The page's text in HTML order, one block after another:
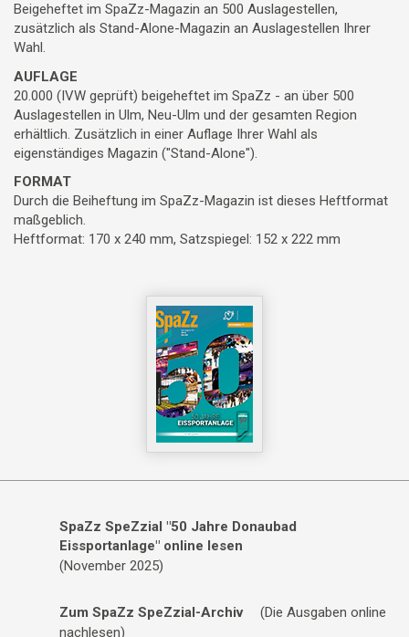
Beigeheftet im SpaZz-Magazin an 500 Auslagestellen,
zusätzlich als Stand-Alone-Magazin an Auslagestellen Ihrer
Wahl.
AUFLAGE
20.000 (IVW geprüft) beigeheftet im SpaZz - an über 500
Auslagestellen in Ulm, Neu-Ulm und der gesamten Region
erhältlich. Zusätzlich in einer Auflage Ihrer Wahl als
eigenständiges Magazin ("Stand-Alone").
FORMAT
Durch die Beiheftung im SpaZz-Magazin ist dieses Heftformat
maßgeblich.
Heftformat: 170 x 240 mm, Satzspiegel: 152 x 222 mm
SpaZz SpeZzial "50 Jahre Donaubad
Eissportanlage" online lesen
(November 2025)
Zum SpaZz SpeZzial-Archiv
(Die Ausgaben online
nachlesen)